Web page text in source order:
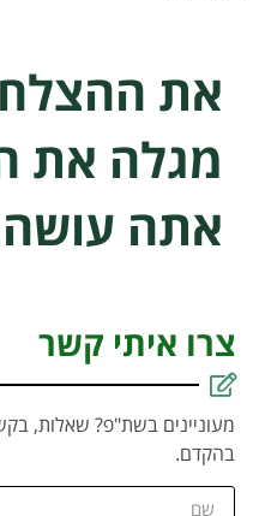
את
מגלה את
אתה
צרו איתי קשר
מעוניינים בשת"פ? שאלות,
בהקדם.